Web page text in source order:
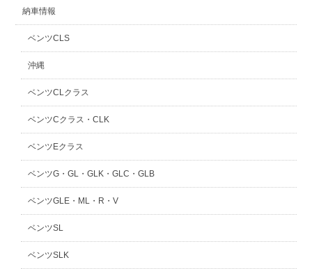
納車情報
ベンツCLS
沖縄
ベンツCLクラス
ベンツCクラス・CLK
ベンツEクラス
ベンツG・GL・GLK・GLC・GLB
ベンツGLE・ML・R・V
ベンツSL
ベンツSLK